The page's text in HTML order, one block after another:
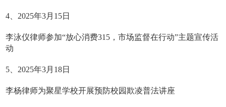
4、2025年3月15日
李泳仪律师参加“放心消费315，市场监督在行动”主题宣传活
动
5、2025年3月18日
李杨律师为聚星学校开展预防校园欺凌普法讲座